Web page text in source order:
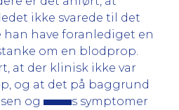
ikke svarede til det
han have foranlediget en
om en blodprop.
at der klinisk ikke var
og at det på baggrund
og
s symptomer